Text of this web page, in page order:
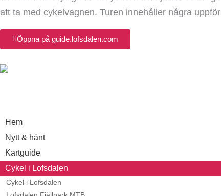
att ta med cykelvagnen. Turen innehåller några
Öppna på guide.lofsdalen.com
Hem
Nytt & hänt
Kartguide
Cykel i Lofsdalen
Cykel i Lofsdalen